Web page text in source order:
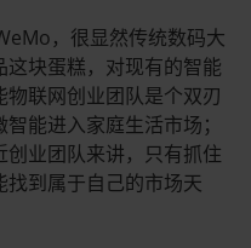
，很显然传统数码大
块蛋糕，对现有的智能
联网创业团队是个双刃
能进入家庭生活市场；
业团队来讲，只有抓住
到属于自己的市场天